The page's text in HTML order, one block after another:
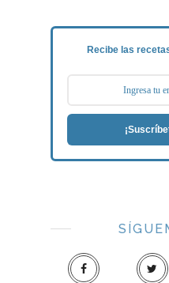
Recibe las